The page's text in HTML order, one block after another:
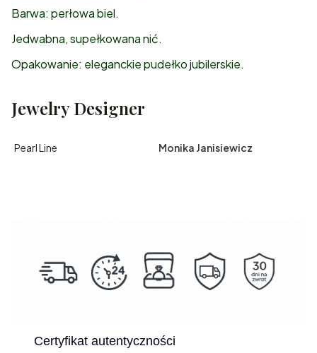
Barwa: perłowa biel.
Jedwabna, supełkowana nić.
Opakowanie: eleganckie pudełko jubilerskie.
Jewelry Designer
Pearl Line Monika Janisiewicz
Certyfikat autentyczności